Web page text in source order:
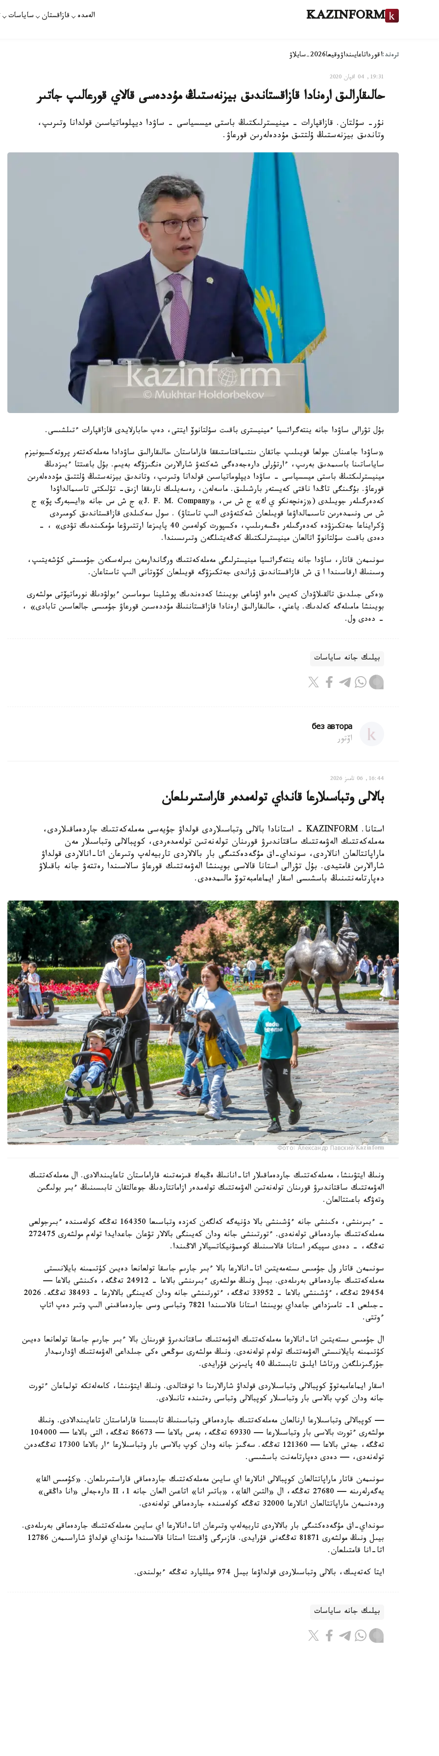
KAZINFORM الەمدە قازاقستان ساياسات
ترەند:اقورداتاعايىنداۋوقيعا2026-سايلاۋ
19:31, 04 اقپان 2020
حالىقارالىق ارەنادا قازاقستاندىق بيزنەستىڭ مۇددەسى قالاي قورعالىپ جاتىر
نۇر- سۇلتان. قازاقپارات - مينيسترلىكتىڭ باستى ميسسياسى - ساۋدا ديپلوماتياسىن قولدانا وتىرىپ،
وتاندىق بيزنەستىڭ ۇلتتىق مۇددەلەرىن قورعاۋ.
بۇل تۋرالى ساۋدا جانە ينتەگراتسيا ءمينيسترى باقىت سۇلتانوۆ ايتتى، دەپ حابارلايدى قازاقپارات ءتىلشىسى.
«ساۋدا جاعىنان جولعا قويىلىپ جاتقان ىنتىماقتاستىققا قاراماستان حالىقارالىق ساۋدادا مەملەكەتتەر پروتەكسيونيزم
ساياساتىنا باسىمدىق بەرىپ، ءارتۇرلى دارەجەدەگى شەكتەۋ شارالارىن ەنگىزۋگە بەيىم. بۇل باعىتتا ءبىزدىڭ
مينيسترلىكتىڭ باستى ميسسياسى - ساۋدا ديپلوماتياسىن قولدانا وتىرىپ، وتاندىق بيزنەستىڭ ۇلتتىق مۇددەلەرىن
قورعاۋ. بۇگىنگى تاڭدا ناقتى كەيستەر بارشىلىق. ماسەلەن، رەسەيلىك نارىققا ازىق- تۇلىكتى تاسىمالداۋدا
كەدەرگىلەر جويىلدى («زەنچەنكو ي ك» ج ش س، «J. F. M. Company» ج ش س جانە «ايسبەرگ پۆ» ج
ش س ونىمدەرىن تاسىمالداۋعا قويىلعان شەكتەۋدى الىپ تاستاۋ) . سول سەكىلدى قازاقستاندىق كومىردى
ۋكرايناعا جەتكىزۋدە كەدەرگىلەر ەڭسەرىلىپ، ەكسپورت كولەمىن 40 پايىزعا ارتتىرۋعا مۇمكىندىك تۋدى» ، -
دەدى باقىت سۇلتانوۆ اتالعان مينيسترلىكتىڭ كەڭەيتىلگەن وتىرىسىندا.
سونىمەن قاتار، ساۋدا جانە ينتەگراتسيا مينيسترلىگى مەملەكەتتىك ورگاندارمەن بىرلەسكەن جۇمىستى كۇشەيتىپ،
وسىنىڭ ارقاسىندا ا ق ش قازاقستاندىق ۋراندى جەتكىزۋگە قويىلعان كۆوتانى الىپ تاستاعان.
«ەكى جىلدىق تالقىلاۋدان كەيىن ەاەو اۋماعى بويىنشا كەدەندىك پوشلينا سوماسىن ءبولۋدىڭ نورماتيۆتى مولشەرى
بويىنشا مامىلەگە كەلدىك. ياعني، حالىقارالىق ارەنادا قازاقستاننىڭ مۇددەسىن قورعاۋ جۇمىسى جالعاسىن تابادى» ،
- دەدى ول.
بيلىك جانە ساياسات
без автора
اۆتور
16:44, 06 تامىز 2026
بالالى وتباسىلارعا قانداي تولەمدەر قاراستىرىلعان
استانا. KAZINFORM - استانادا بالالى وتباسىلاردى قولداۋ جۇيەسى مەملەكەتتىك جاردەماقىلاردى،
مەملەكەتتىك الەۋمەتتىك ساقتاندىرۋ قورىنان تولەنەتىن تولەمدەردى، كوپبالالى وتباسىلار مەن
ماراپاتتالعان انالاردى، سونداي-اق مۇگەدەكتىگى بار بالالاردى تاربيەلەپ وتىرعان اتا-انالاردى قولداۋ
شارالارىن قامتيدى. بۇل تۋرالى استانا قالاسى بويىنشا الەۋمەتتىك قورعاۋ سالاسىندا رەتتەۋ جانە باقىلاۋ
دەپارتامەنتىنىڭ باسشىسى اسقار ايماعامبەتوۆ مالىمدەدى.
Фото: Александр Павский/Kazinform
ونىڭ ايتۋىنشا، مەملەكەتتىك جاردەماقىلار اتا-انانىڭ ەڭبەك قىزمەتىنە قاراماستان تاعايىندالادى. ال مەملەكەتتىك
الەۋمەتتىك ساقتاندىرۋ قورىنان تولەنەتىن الەۋمەتتىك تولەمدەر ازاماتتاردىڭ جوعالتقان تابىسىنىڭ ءبىر بولىگىن
وتەۋگە باعىتتالعان.
- ءبىرىنشى، ەكىنشى جانە ءۇشىنشى بالا دۇنيەگە كەلگەن كەزدە وتباسىعا 164350 تەڭگە كولەمىندە ءبىرجولعى
مەملەكەتتىك جاردەماقى تولەنەدى. ءتورتىنشى جانە ودان كەيىنگى بالالار تۋعان جاعدايدا تولەم مولشەرى 272475
تەڭگە، - دەدى سپيكەر استانا قالاسىنىڭ كوممۋنيكاتسيالار الاڭىندا.
سونىمەن قاتار ول جۇمىس ىستەمەيتىن اتا-انالارعا بالا ءبىر جارىم جاسقا تولعانعا دەيىن كۇتىمىنە بايلانىستى
مەملەكەتتىك جاردەماقى بەرىلەدى. بيىل ونىڭ مولشەرى ءبىرىنشى بالاعا - 24912 تەڭگە، ەكىنشى بالاعا —
29454 تەڭگە، ءۇشىنشى بالاعا - 33952 تەڭگە، ءتورتىنشى جانە ودان كەيىنگى بالالارعا - 38493 تەڭگە. 2026
-جىلعى 1- تامىزداعى جاعداي بويىنشا استانا قالاسىندا 7821 وتباسى وسى جاردەماقىنى الىپ وتىر دەپ اتاپ
ءوتتى.
ال جۇمىس ىستەيتىن اتا-انالارعا مەملەكەتتىك الەۋمەتتىك ساقتاندىرۋ قورىنان بالا ءبىر جارىم جاسقا تولعانعا دەيىن
كۇتىمىنە بايلانىستى الەۋمەتتىك تولەم تولەنەدى. ونىڭ مولشەرى سوڭعى ەكى جىلداعى الەۋمەتتىك اۋدارىمدار
جۇرگىزىلگەن ورتاشا ايلىق تابىستىڭ 40 پايىزىن قۇرايدى.
اسقار ايماعامبەتوۆ كوپبالالى وتباسىلاردى قولداۋ شارالارىنا دا توقتالدى. ونىڭ ايتۋىنشا، كامەلەتكە تولماعان ءتورت
جانە ودان كوپ بالاسى بار وتباسىلار كوپبالالى وتباسى رەتىندە تانىلادى.
— كوپبالالى وتباسىلارعا ارنالعان مەملەكەتتىك جاردەماقى وتباسىنىڭ تابىسىنا قاراماستان تاعايىندالادى. ونىڭ
مولشەرى ءتورت بالاسى بار وتباسىلارعا — 69330 تەڭگە، بەس بالاعا — 86673 تەڭگە، التى بالاعا — 104000
تەڭگە، جەتى بالاعا — 121360 تەڭگە. سەگىز جانە ودان كوپ بالاسى بار وتباسىلارعا ءار بالاعا 17300 تەڭگەدەن
تولەنەدى، — دەدى دەپارتامەنت باسشىسى.
سونىمەن قاتار ماراپاتتالعان كوپبالالى انالارعا اي سايىن مەملەكەتتىك جاردەماقى قاراستىرىلعان. «كۇمىس القا»
يەگەرلەرىنە — 27680 تەڭگە، ال «التىن القا»، «باتىر انا» اتاعىن العان جانە 1، II دارەجەلى «انا داڭقى»
وردەنىمەن ماراپاتتالعان انالارعا 32000 تەڭگە كولەمىندە جاردەماقى تولەنەدى.
سونداي-اق مۇگەدەكتىگى بار بالالاردى تاربيەلەپ وتىرعان اتا-انالارعا اي سايىن مەملەكەتتىك جاردەماقى بەرىلەدى.
بيىل ونىڭ مولشەرى 81871 تەڭگەنى قۇرايدى. قازىرگى ۋاقىتتا استانا قالاسىندا مۇنداي قولداۋ شاراسىمەن 12786
اتا-انا قامتىلعان.
ايتا كەتەيىك، بالالى وتباسىلاردى قولداۋعا بيىل 974 ميلليارد تەڭگە ءبولىندى.
بيلىك جانە ساياسات